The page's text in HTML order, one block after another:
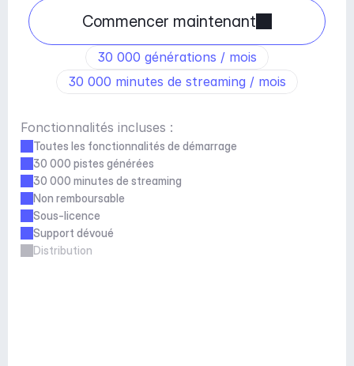
Commencer maintenant
30 000 générations / mois
30 000 minutes de streaming / mois
Fonctionnalités incluses :
Toutes les fonctionnalités de démarrage
30 000 pistes générées
30 000 minutes de streaming
Non remboursable
Sous-licence
Support dévoué
Distribution